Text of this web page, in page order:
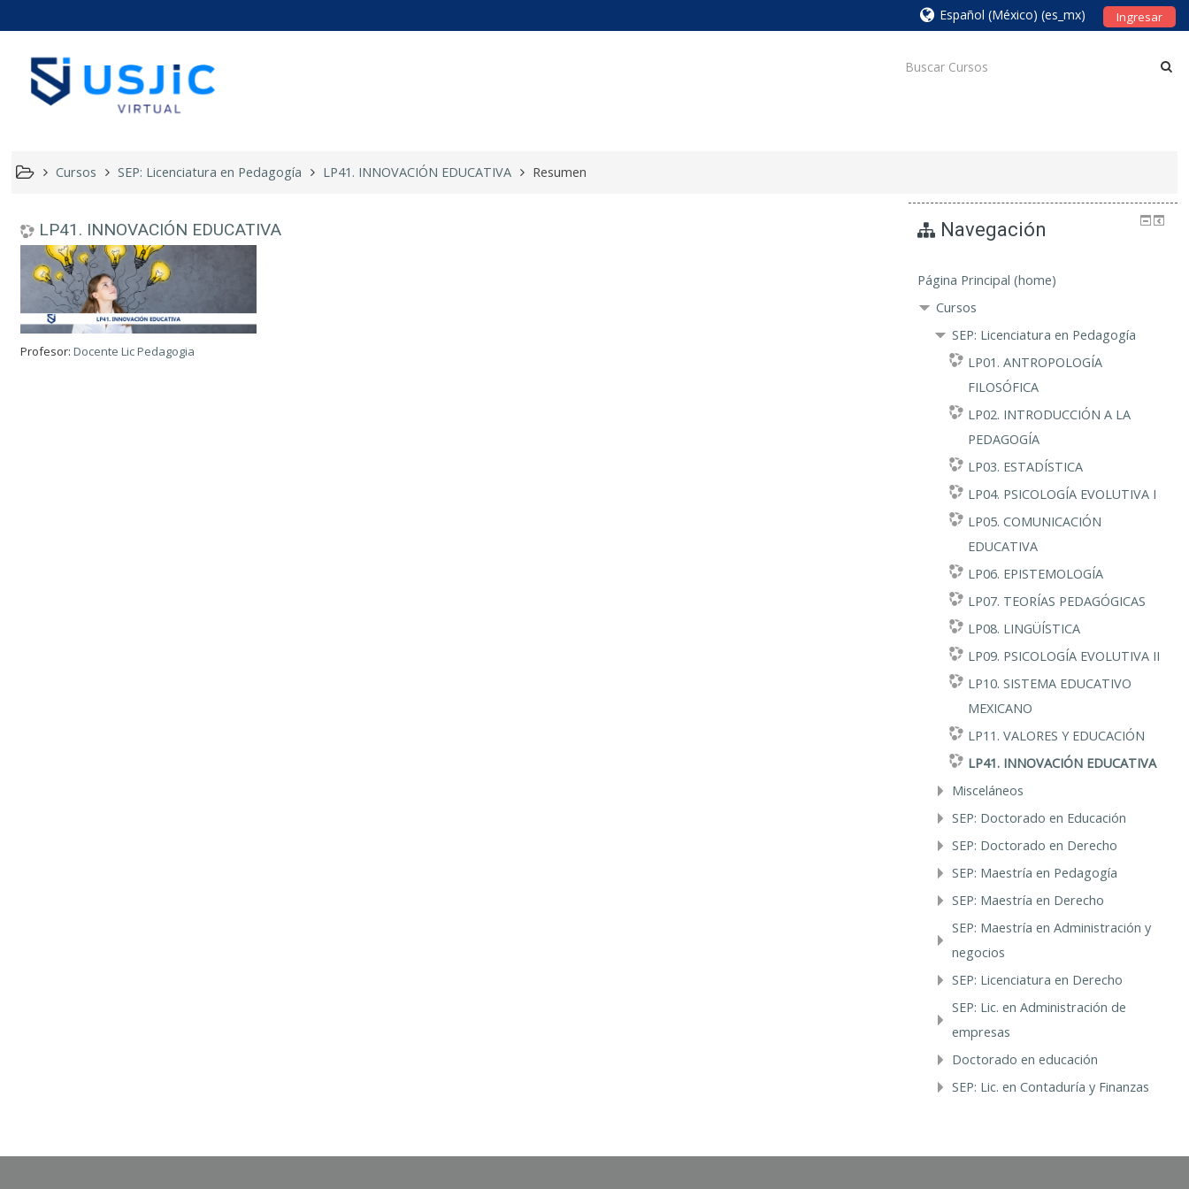
Ingresar
Español (México) ‎(es_mx)‎
Cursos SEP: Licenciatura en Pedagogía LP41. INNOVACIÓN EDUCATIVA Resumen
LP41. INNOVACIÓN EDUCATIVA
Profesor:Docente Lic Pedagogia
Navegación
Página Principal (home)
Cursos
SEP: Licenciatura en Pedagogía
LP01. ANTROPOLOGÍA
FILOSÓFICA
LP02. INTRODUCCIÓN A LA
PEDAGOGÍA
LP03. ESTADÍSTICA
LP04. PSICOLOGÍA EVOLUTIVA I
LP05. COMUNICACIÓN
EDUCATIVA
LP06. EPISTEMOLOGÍA
LP07. TEORÍAS PEDAGÓGICAS
LP08. LINGÜÍSTICA
LP09. PSICOLOGÍA EVOLUTIVA II
LP10. SISTEMA EDUCATIVO
MEXICANO
LP11. VALORES Y EDUCACIÓN
LP41. INNOVACIÓN EDUCATIVA
Misceláneos
SEP: Doctorado en Educación
SEP: Doctorado en Derecho
SEP: Maestría en Pedagogía
SEP: Maestría en Derecho
SEP: Maestría en Administración y
negocios
SEP: Licenciatura en Derecho
SEP: Lic. en Administración de
empresas
Doctorado en educación
SEP: Lic. en Contaduría y Finanzas